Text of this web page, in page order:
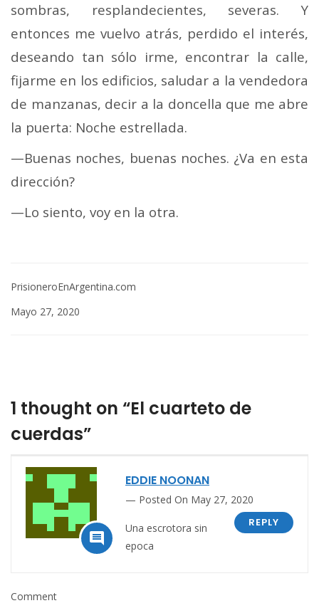
sombras, resplandecientes, severas. Y
entonces me vuelvo atrás, perdido el interés,
deseando tan sólo irme, encontrar la calle,
fijarme en los edificios, saludar a la vendedora
de manzanas, decir a la doncella que me abre
la puerta: Noche estrellada.
—Buenas noches, buenas noches. ¿Va en esta
dirección?
—Lo siento, voy en la otra.
PrisioneroEnArgentina.com
Mayo 27, 2020
1 thought on “El cuarteto de
cuerdas”

EDDIE NOONAN
Posted On May 27, 2020
REPLY
Una escrotora sin
epoca
Comment